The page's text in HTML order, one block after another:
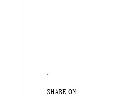
.
SHARE ON: